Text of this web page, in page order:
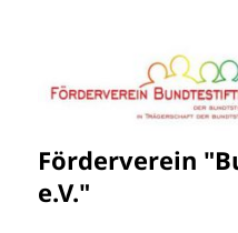
Förderverein
e.V."